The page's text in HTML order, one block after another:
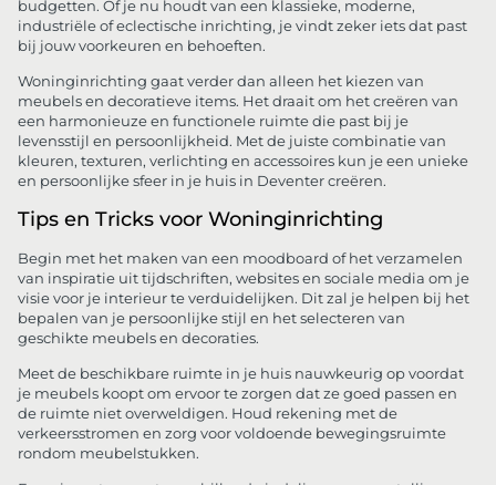
budgetten. Of je nu houdt van een klassieke, moderne,
industriële of eclectische inrichting, je vindt zeker iets dat past
bij jouw voorkeuren en behoeften.
Woninginrichting gaat verder dan alleen het kiezen van
meubels en decoratieve items. Het draait om het creëren van
een harmonieuze en functionele ruimte die past bij je
levensstijl en persoonlijkheid. Met de juiste combinatie van
kleuren, texturen, verlichting en accessoires kun je een unieke
en persoonlijke sfeer in je huis in Deventer creëren.
Tips en Tricks voor Woninginrichting
Begin met het maken van een moodboard of het verzamelen
van inspiratie uit tijdschriften, websites en sociale media om je
visie voor je interieur te verduidelijken. Dit zal je helpen bij het
bepalen van je persoonlijke stijl en het selecteren van
geschikte meubels en decoraties.
Meet de beschikbare ruimte in je huis nauwkeurig op voordat
je meubels koopt om ervoor te zorgen dat ze goed passen en
de ruimte niet overweldigen. Houd rekening met de
verkeersstromen en zorg voor voldoende bewegingsruimte
rondom meubelstukken.